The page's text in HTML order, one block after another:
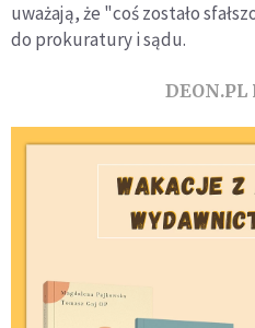
uważają, że "coś zostało
do prokuratury i sądu.
DEON.PL